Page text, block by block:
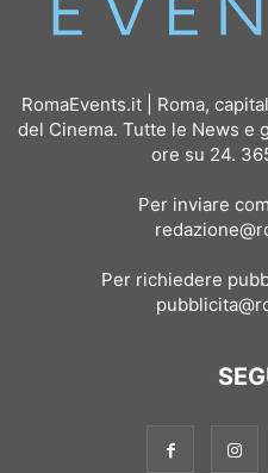
RomaEvents.it | Roma,
del Cinema. Tutte le News e
ore su 24.
Per inviare
Per richiedere